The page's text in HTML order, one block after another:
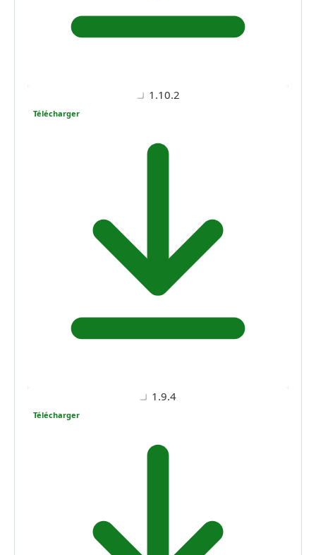
1.10.2
Télécharger
1.9.4
Télécharger